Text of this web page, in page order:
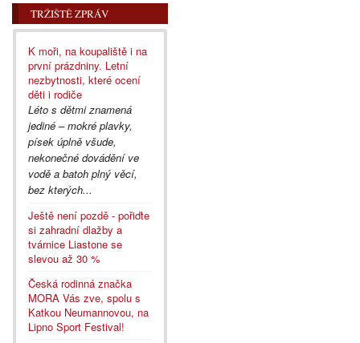
TRŽIŠTĚ ZPRÁV
K moři, na koupaliště i na
první prázdniny. Letní
nezbytnosti, které ocení
děti i rodiče
Léto s dětmi znamená
jediné – mokré plavky,
písek úplně všude,
nekonečné dovádění ve
vodě a batoh plný věcí,
bez kterých...
Ještě není pozdě - pořiďte
si zahradní dlažby a
tvárnice Liastone se
slevou až 30 %
Česká rodinná značka
MORA Vás zve, spolu s
Katkou Neumannovou, na
Lipno Sport Festival!